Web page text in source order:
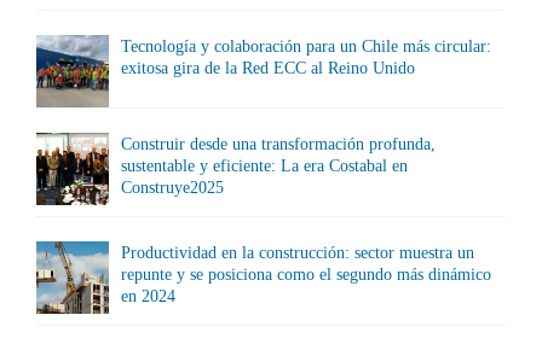
Tecnología y colaboración para un Chile más circular:
exitosa gira de la Red ECC al Reino Unido
Construir desde una transformación profunda,
sustentable y eficiente: La era Costabal en
Construye2025
Productividad en la construcción: sector muestra un
repunte y se posiciona como el segundo más dinámico
en 2024